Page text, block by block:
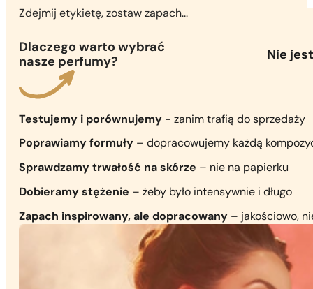
Zdejmij etykietę, zostaw zapach...
Nie
Dlaczego warto wybrać
nasze perfumy?
Testujemy i porównujemy - zanim trafią do sprzedaży
Poprawiamy formuły – dopracowujemy każdą
Sprawdzamy trwałość na skórze – nie na papierku
Dobieramy stężenie – żeby było intensywnie i długo
Zapach inspirowany, ale dopracowany – jakościowo,